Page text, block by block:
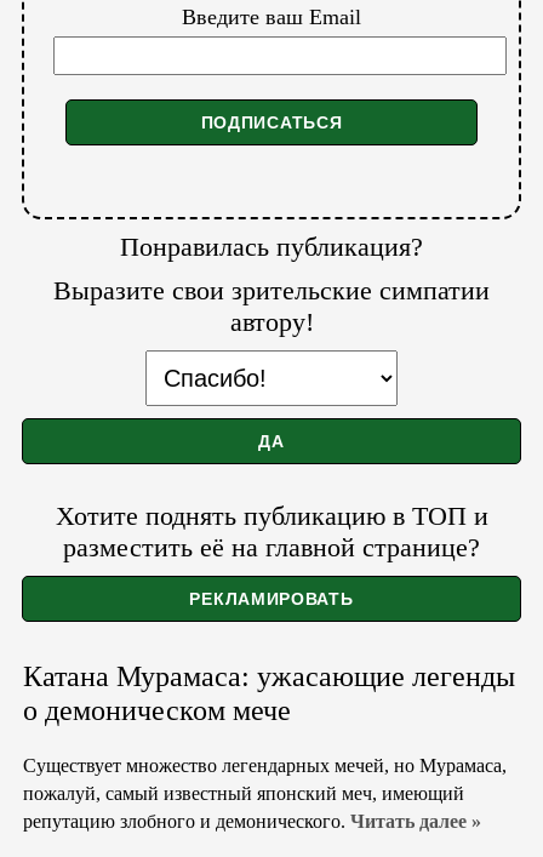
Введите ваш Email
Понравилась публикация?
Выразите свои зрительские симпатии
автору!
Хотите поднять публикацию в ТОП и
разместить её на главной странице?
Катана Мурамаса: ужасающие легенды
о демоническом мече
Существует множество легендарных мечей, но Мурамаса,
пожалуй, самый известный японский меч, имеющий
репутацию злобного и демонического. Читать далее »